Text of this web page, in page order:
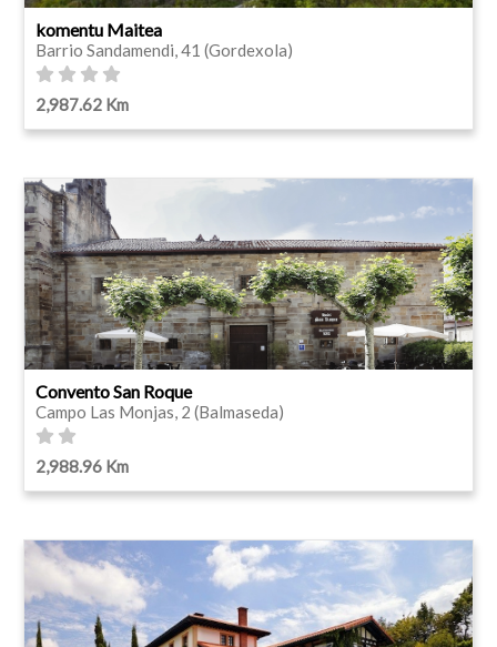
komentu Maitea
Barrio Sandamendi, 41 (Gordexola)
2,987.62 Km
Convento San Roque
Campo Las Monjas, 2 (Balmaseda)
2,988.96 Km